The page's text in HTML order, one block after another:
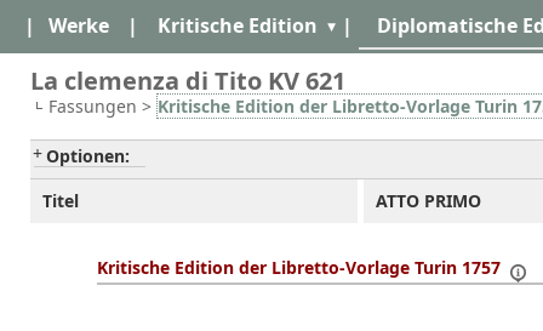
| Werke | Kritische Edition | Diplomatische
La clemenza di Tito KV 621
Fassungen > Kritische Edition der Libretto-Vorlage Turin
Optionen:
Titel
ATTO PRIMO
Kritische Edition der Libretto-Vorlage Turin 1757